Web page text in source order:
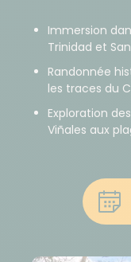
Immersion
Trinidad et
Randonnée
les traces du
Exploration
Viñales aux